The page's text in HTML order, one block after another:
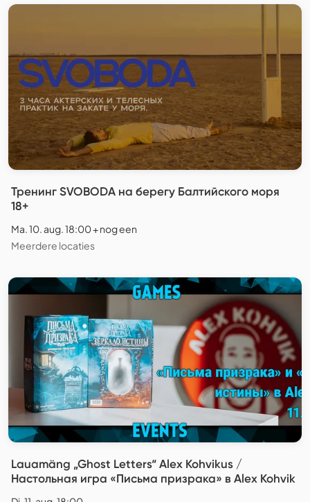
Тренинг SVOBODA на берегу Балтийского моря
18+
Ma. 10. aug. 18:00 + nog een
Meerdere locaties
Lauamäng „Ghost Letters“ Alex Kohvikus /
Настольная игра «Письма призрака» в Alex Kohvik